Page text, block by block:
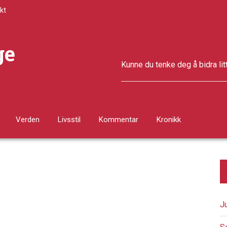
Kunne du tenke deg å bidra
Verden Livsstil Kommentar Kronikk